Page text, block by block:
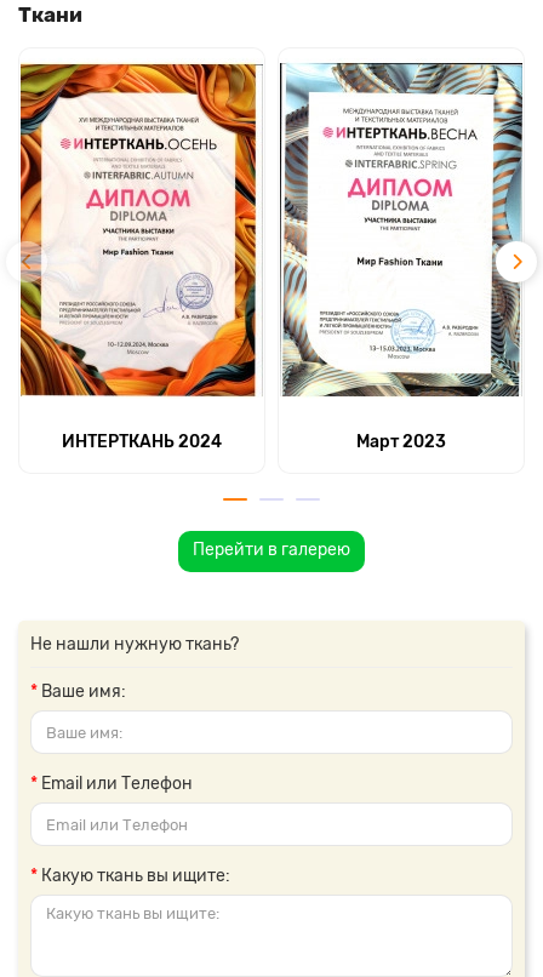
Ткани
ИНТЕРТКАНЬ 2024 Март 2023
Перейти в галерею
Не нашли нужную ткань?
Ваше имя:
Email или Телефон
Какую ткань вы ищите: